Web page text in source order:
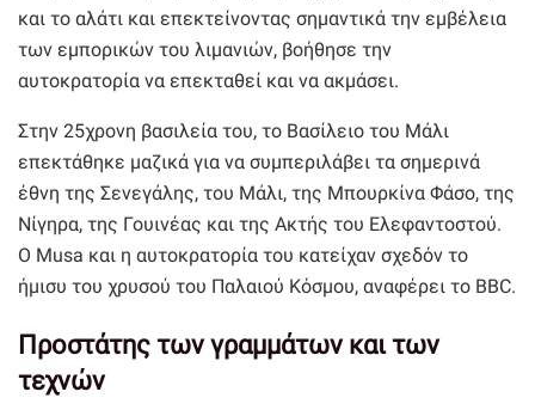
και το αλάτι και επεκτείνοντας σημαντικά την εμβέλεια
των εμπορικών του λιμανιών, βοήθησε την
αυτοκρατορία να επεκταθεί και να ακμάσει.
Στην 25χρονη βασιλεία του, το Βασίλειο του Μάλι
επεκτάθηκε μαζικά για να συμπεριλάβει τα σημερινά
έθνη της Σενεγάλης, του Μάλι, της Μπουρκίνα Φάσο, της
Νίγηρα, της Γουινέας και της Ακτής του Ελεφαντοστού.
Ο Musa και η αυτοκρατορία του κατείχαν σχεδόν το
ήμισυ του χρυσού του Παλαιού Κόσμου, αναφέρει το BBC.
Προστάτης των γραμμάτων και των
τεχνών